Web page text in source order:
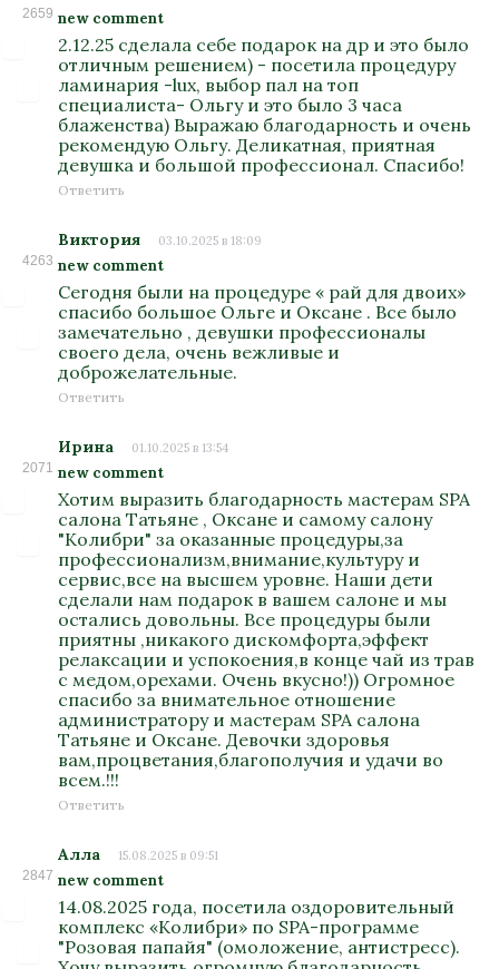
2659 new comment
2.12.25 сделала себе подарок на др и это было
отличным решением) - посетила процедуру
ламинария -lux, выбор пал на топ
специалиста- Ольгу и это было 3 часа
блаженства) Выражаю благодарность и очень
рекомендую Ольгу. Деликатная, приятная
девушка и большой профессионал. Спасибо!
Ответить
4263
Виктория 03.10.2025 в 18:09
new comment
Сегодня были на процедуре « рай для двоих»
спасибо большое Ольге и Оксане . Все было
замечательно , девушки профессионалы
своего дела, очень вежливые и
доброжелательные.
Ответить
2071
Ирина 01.10.2025 в 13:54
new comment
Хотим выразить благодарность мастерам SPA
салона Татьяне , Оксане и самому салону
"Колибри" за оказанные процедуры,за
профессионализм,внимание,культуру и
сервис,все на высшем уровне. Наши дети
сделали нам подарок в вашем салоне и мы
остались довольны. Все процедуры были
приятны ,никакого дискомфорта,эффект
релаксации и успокоения,в конце чай из трав
с медом,орехами. Очень вкусно!)) Огромное
спасибо за внимательное отношение
администратору и мастерам SPA салона
Татьяне и Оксане. Девочки здоровья
вам,процветания,благополучия и удачи во
всем.!!!
Ответить
2847
Алла 15.08.2025 в 09:51
new comment
14.08.2025 года, посетила оздоровительный
комплекс «Колибри» по SPA-программе
"Розовая папайя" (омоложение, антистресс).